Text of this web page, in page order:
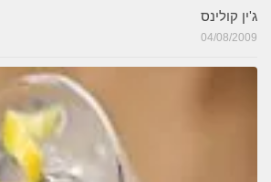
ג'ין קולינס
04/08/2009